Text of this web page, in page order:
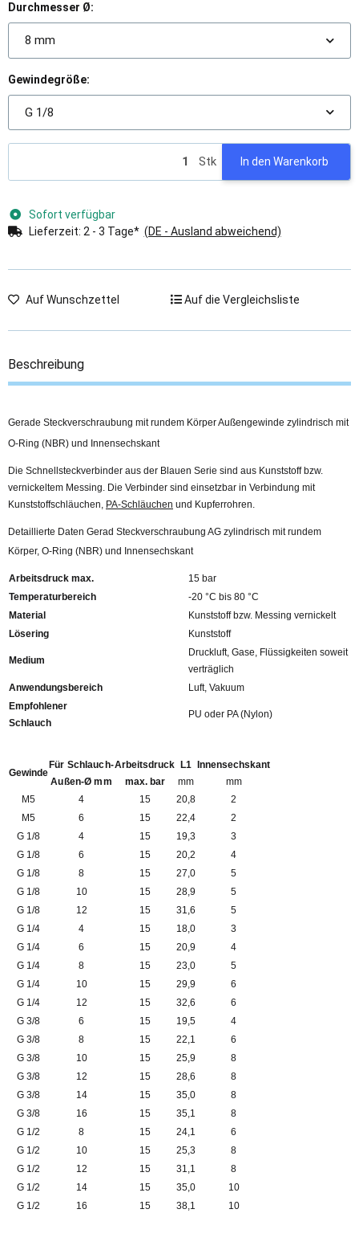
Durchmesser Ø:
8 mm
Gewindegröße:
G 1/8
Stk In den Warenkorb
Sofort verfügbar
Lieferzeit: 2 - 3 Tage* (DE - Ausland abweichend)
Auf Wunschzettel Auf die Vergleichsliste
Beschreibung
Gerade Steckverschraubung mit rundem Körper Außengewinde zylindrisch mit
O-Ring (NBR) und Innensechskant
Die Schnellsteckverbinder aus der Blauen Serie sind aus Kunststoff bzw.
vernickeltem Messing. Die Verbinder sind einsetzbar in Verbindung mit
Kunststoffschläuchen, PA-Schläuchen und Kupferrohren.
Detaillierte Daten Gerad Steckverschraubung AG zylindrisch mit rundem
Körper, O-Ring (NBR) und Innensechskant
Arbeitsdruck max.
15 bar
Temperaturbereich
-20 °C bis 80 °C
Material
Kunststoff bzw. Messing vernickelt
Lösering
Kunststoff
Medium
Druckluft, Gase, Flüssigkeiten soweit
verträglich
Anwendungsbereich
Luft, Vakuum
Empfohlener
Schlauch
PU oder PA (Nylon)
Gewinde
Für Schlauch-
Außen-Ø mm
Arbeitsdruck
max. bar
L1
mm
Innensechskant
mm
M5
4 15 20,8
2
M5
6 15 22,4
2
G 1/8
4 15 19,3
3
G 1/8
6 15 20,2
4
G 1/8
8 15 27,0
5
G 1/8
10 15 28,9
5
G 1/8
12 15 31,6
5
G 1/4
4 15 18,0
3
G 1/4
6 15 20,9
4
G 1/4
8 15 23,0
5
G 1/4
10 15 29,9
6
G 1/4
12 15 32,6
6
G 3/8
6 15 19,5
4
G 3/8
8 15 22,1
6
G 3/8
10 15 25,9
8
G 3/8
12 15 28,6
8
G 3/8
14 15 35,0
8
G 3/8
16 15 35,1
8
G 1/2
8 15 24,1
6
G 1/2
10 15 25,3
8
G 1/2
12 15 31,1
8
G 1/2
14 15 35,0
10
G 1/2
16 15 38,1 10